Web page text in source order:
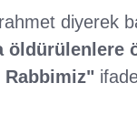
diyerek
öldürülenlere